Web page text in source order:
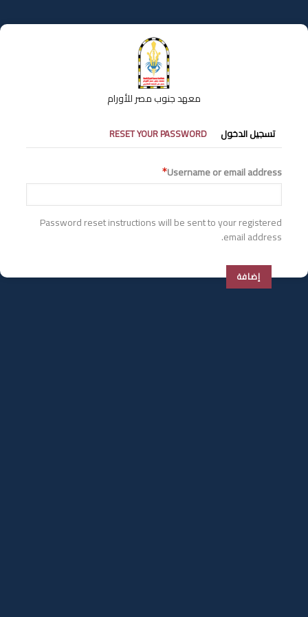
إلى
المحتوى
معهد جنوب مصر للأورام
التبويبات
الأساسية
تسجيل الدخول RESET YOUR PASSWORD
Username or email address
Password reset instructions will be sent to your registered
email address.